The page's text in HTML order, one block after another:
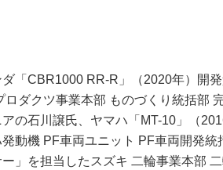
「CBR1000 RR-R」（2020年）開
ロダクツ事業本部 ものづくり統括部
の石川譲氏、ヤマハ「MT-10」（
動機 PF車両ユニット PF車両開発
」を担当したスズキ 二輪事業本部